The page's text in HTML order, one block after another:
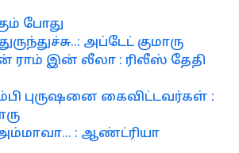
போது
அப்டேட் குமாரு
ராம் இன் லீலா : ரிலீஸ் தேதி
புருஷனை கைவிட்டவர்கள் :
அம்மாவா… : ஆண்ட்ரியா